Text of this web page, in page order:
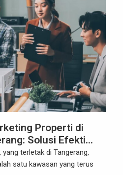
Properti di
Solusi Efektif
Penjualan
terletak di Tangerang,
satu kawasan yang terus